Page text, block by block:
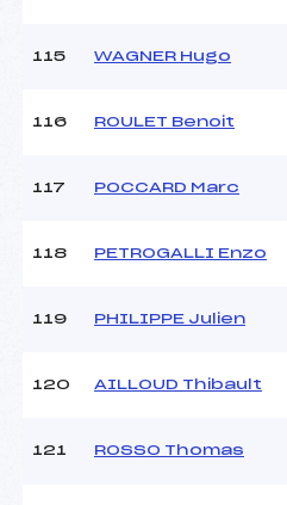
115 WAGNER Hugo
116 ROULET Benoit
117 POCCARD Marc
118 PETROGALLI Enzo
119 PHILIPPE Julien
120 AILLOUD Thibault
121 ROSSO Thomas